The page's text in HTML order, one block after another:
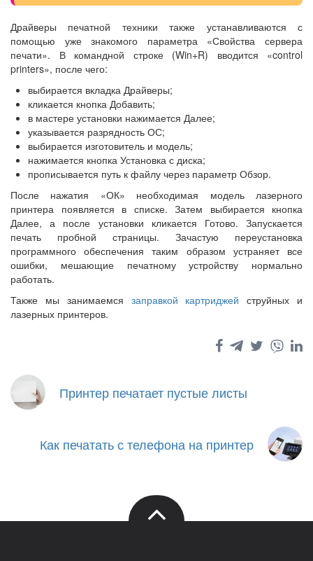
Драйверы печатной техники также устанавливаются с
помощью уже знакомого параметра «Свойства сервера
печати». В командной строке (Win+R) вводится «control
printers», после чего:
выбирается вкладка Драйверы;
кликается кнопка Добавить;
в мастере установки нажимается Далее;
указывается разрядность ОС;
выбирается изготовитель и модель;
нажимается кнопка Установка с диска;
прописывается путь к файлу через параметр Обзор.
После нажатия «ОК» необходимая модель лазерного
принтера появляется в списке. Затем выбирается кнопка
Далее, а после установки кликается Готово. Запускается
печать пробной страницы. Зачастую переустановка
программного обеспечения таким образом устраняет все
ошибки, мешающие печатному устройству нормально
работать.
Также мы занимаемся заправкой картриджей струйных и
лазерных принтеров.
Принтер печатает пустые листы
Как печатать с телефона на принтер